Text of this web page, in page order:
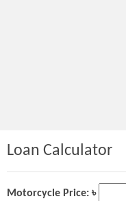
Loan Calculator
Motorcycle Price: ৳